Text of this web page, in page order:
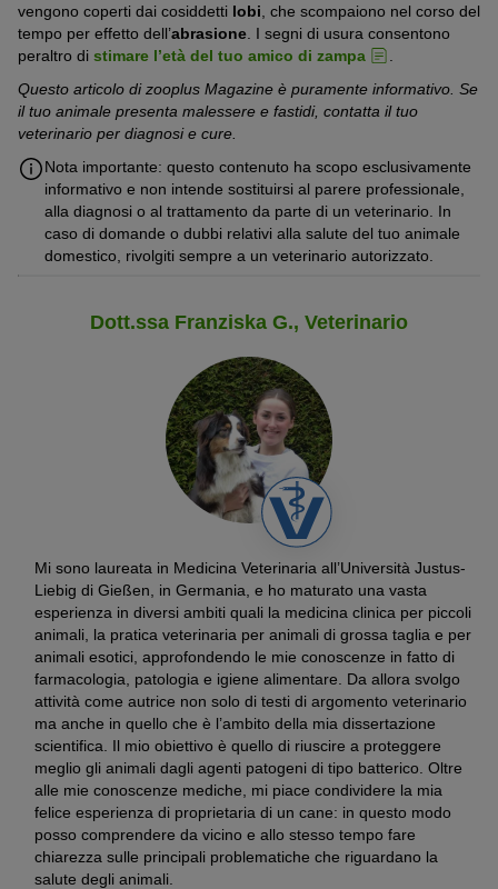
vengono coperti dai cosiddetti lobi , che scompaiono nel corso del
tempo per effetto dell’abrasione . I segni di usura consentono
peraltro di stimare l’età del tuo amico di zampa
Questo articolo di zooplus Magazine è puramente informativo. Se
il tuo animale presenta malessere e fastidi, contatta il tuo
veterinario per diagnosi e cure.
Nota importante: questo contenuto ha scopo esclusivamente
informativo e non intende sostituirsi al parere professionale,
alla diagnosi o al trattamento da parte di un veterinario. In
caso di domande o dubbi relativi alla salute del tuo animale
domestico, rivolgiti sempre a un veterinario autorizzato.
Dott.ssa Franziska G., Veterinario
Mi sono laureata in Medicina Veterinaria all’Università Justus-
Liebig di Gießen, in Germania, e ho maturato una vasta
esperienza in diversi ambiti quali la medicina clinica per piccoli
animali, la pratica veterinaria per animali di grossa taglia e per
animali esotici, approfondendo le mie conoscenze in fatto di
farmacologia, patologia e igiene alimentare. Da allora svolgo
attività come autrice non solo di testi di argomento veterinario
ma anche in quello che è l’ambito della mia dissertazione
scientifica. Il mio obiettivo è quello di riuscire a proteggere
meglio gli animali dagli agenti patogeni di tipo batterico. Oltre
alle mie conoscenze mediche, mi piace condividere la mia
felice esperienza di proprietaria di un cane: in questo modo
posso comprendere da vicino e allo stesso tempo fare
chiarezza sulle principali problematiche che riguardano la
salute degli animali.